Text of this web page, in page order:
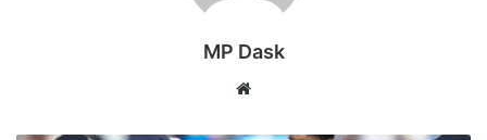
MP Dask
Website